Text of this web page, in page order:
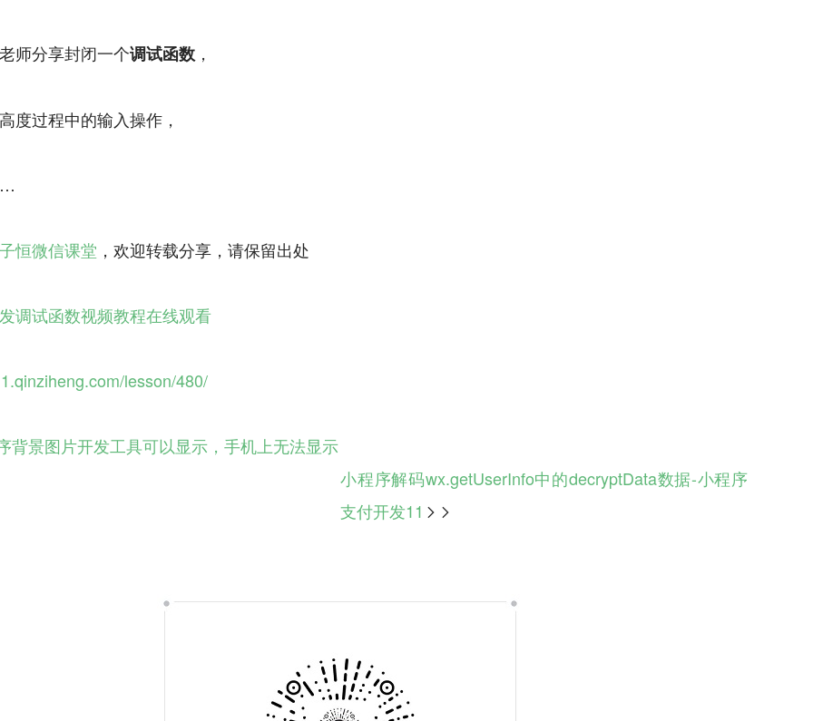
师分享封闭一个调试函数，
度过程中的输入操作，
恒微信课堂 ，欢迎转载分享，请保留出处
调试函数视频教程在线观看
lesson/480/
背景图片开发工具可以显示，手机上无法显示
小程序解码wx.getUserInfo中的decryptData数据-小程序
支付开发11 